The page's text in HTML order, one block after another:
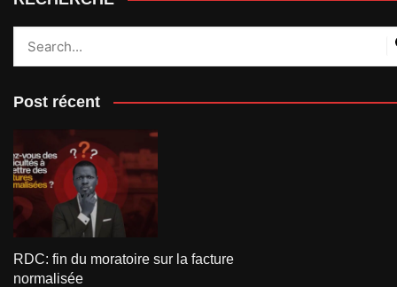
Post récent
RDC: fin du moratoire sur la facture
normalisée